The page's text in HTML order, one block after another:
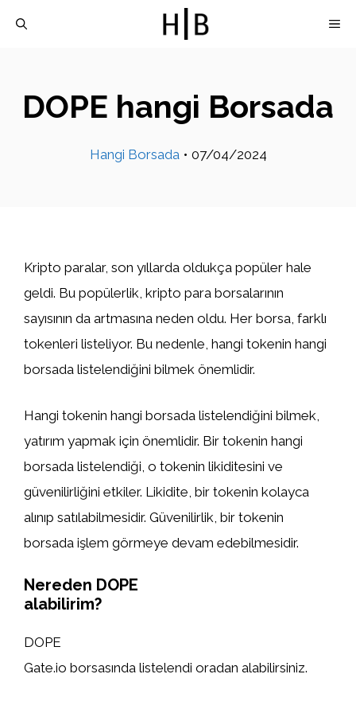
DOPE hangi Borsada
Hangi Borsada • 07/04/2024
Kripto paralar, son yıllarda oldukça popüler hale
geldi. Bu popülerlik, kripto para borsalarının
sayısının da artmasına neden oldu. Her borsa, farklı
tokenleri listeliyor. Bu nedenle, hangi tokenin hangi
borsada listelendiğini bilmek önemlidir.
Hangi tokenin hangi borsada listelendiğini bilmek,
yatırım yapmak için önemlidir. Bir tokenin hangi
borsada listelendiği, o tokenin likiditesini ve
güvenilirliğini etkiler. Likidite, bir tokenin kolayca
alınıp satılabilmesidir. Güvenilirlik, bir tokenin
borsada işlem görmeye devam edebilmesidir.
Nereden DOPE
alabilirim?
DOPE
Gate.io borsasında listelendi oradan alabilirsiniz.